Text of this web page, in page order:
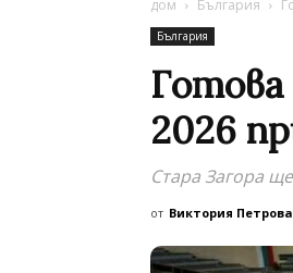
дом България
България
Готова
2026
Стара Загора
от Виктория Петрова